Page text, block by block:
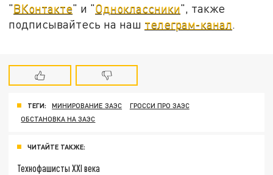
"ВКонтакте" и "Одноклассники", также
подписывайтесь на наш телеграм-канал.
ТЕГИ: МИНИРОВАНИЕ ЗАЭС
ГРОССИ ПРО ЗАЭС
ОБСТАНОВКА НА ЗАЭС
ЧИТАЙТЕ ТАКЖЕ:
Технофашисты XXI века